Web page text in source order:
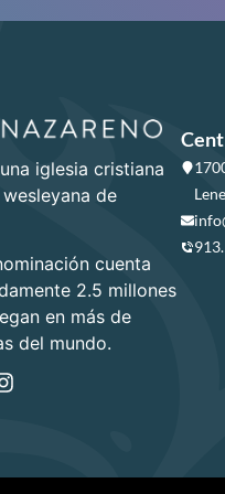
iglesia cristiana
de
cuenta
2.5 millones
en más de
del mundo.